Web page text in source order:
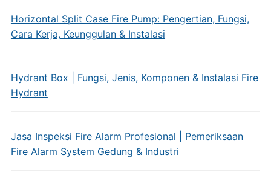
Horizontal Split Case Fire Pump: Pengertian, Fungsi,
Cara Kerja, Keunggulan & Instalasi
Hydrant Box | Fungsi, Jenis, Komponen & Instalasi Fire
Hydrant
Jasa Inspeksi Fire Alarm Profesional | Pemeriksaan
Fire Alarm System Gedung & Industri